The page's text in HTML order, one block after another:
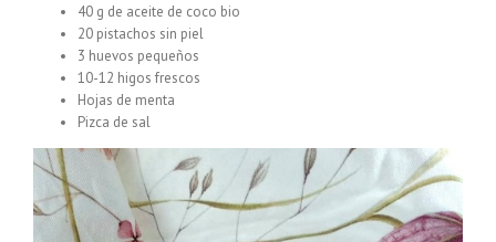
40 g de aceite de coco bio
20 pistachos sin piel
3 huevos pequeños
10-12 higos frescos
Hojas de menta
Pizca de sal